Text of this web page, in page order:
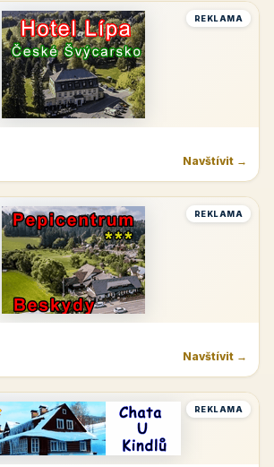
REKLAMA
Navštívit →
REKLAMA
Navštívit →
REKLAMA